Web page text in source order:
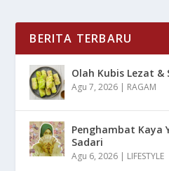
BERITA TERBARU
Olah Kubis Lezat
Agu 7, 2026 | RAGAM
Penghambat Kaya
Sadari
Agu 6, 2026 | LIFESTYLE